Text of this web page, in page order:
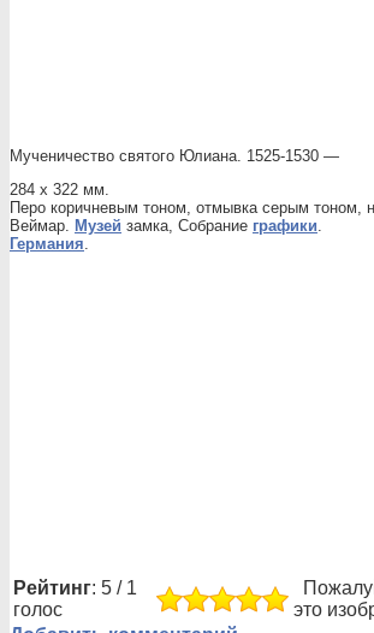
Мученичество святого Юлиана. 1525-1530 —
284 х 322 мм.
Перо коричневым тоном, отмывка серым тоном,
Веймар. Музей замка, Собрание графики.
Германия.
Рейтинг: 5 / 1
голос
это